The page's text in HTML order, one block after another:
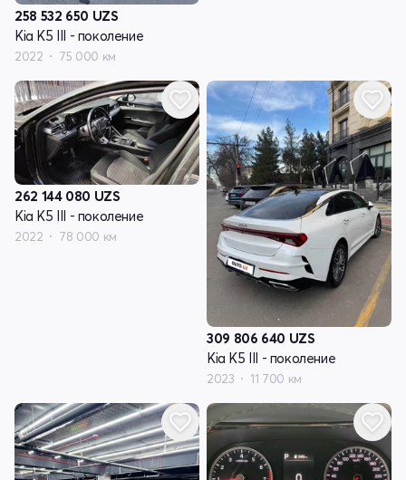
258 532 650 UZS
Kia K5 III - поколение
2022 75 000 км
262 144 080 UZS
Kia K5 III - поколение
2022 78 000 км
309 806 640 UZS
Kia K5 III - поколение
2023 11 700 км